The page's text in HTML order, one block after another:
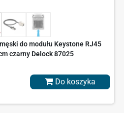
do modułu Keystone RJ45
czarny Delock 87025
Do koszyka